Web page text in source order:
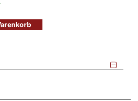
ODER ZULETZT ANGESEHENE